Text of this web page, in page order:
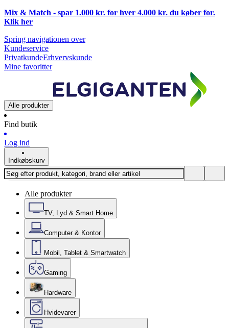
Mix & Match - spar 1.000 kr. for hver 4.000 kr. du køber for.
Klik her
Spring navigationen over
Kundeservice
PrivatkundeErhvervskunde
Mine favoritter
Alle produkter
Find butik
Log ind
Indkøbskurv
Alle produkter
TV, Lyd & Smart Home
Computer & Kontor
Mobil, Tablet & Smartwatch
Gaming
Hardware
Hvidevarer